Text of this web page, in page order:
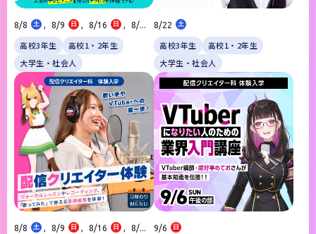
8/8 土 , 8/9 日 , 8/16 日 , 8/...
高校3年生
高校1・2年生
大学生・社会人
8/22 土
高校3年生
高校1・2年生
大学生・社会人
8/8 土 , 8/9 日 , 8/16 日 , 8/... 9/6 日